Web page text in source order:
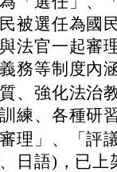
被選任為國
法官一起審
務等制度內
、強化法治
練、各種研
理」、「評
日語)，已